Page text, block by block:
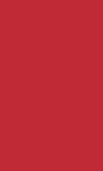
50Hz-